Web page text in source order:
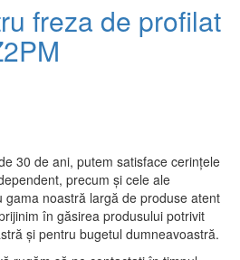
freza de profilat
30 de ani, putem satisface cerințele
precum și cele ale
gama noastră largă de produse atent
în găsirea produsului potrivit
și pentru bugetul dumneavoastră.